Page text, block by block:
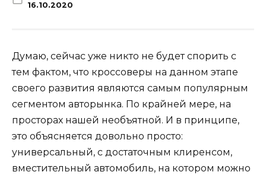
16.10.2020
Думаю, сейчас уже никто не будет спорить с
тем фактом, что кроссоверы на данном этапе
своего развития являются самым популярным
сегментом авторынка. По крайней мере, на
просторах нашей необъятной. И в принципе,
это объясняется довольно просто:
универсальный, с достаточным клиренсом,
вместительный автомобиль, на котором можно